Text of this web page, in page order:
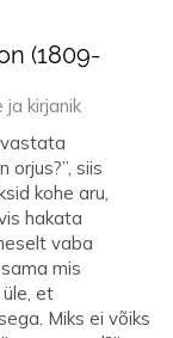
(1809-
kirjanik
orjus?”, siis
kohe aru,
hakata
vaba
mis
et
Miks ei võiks